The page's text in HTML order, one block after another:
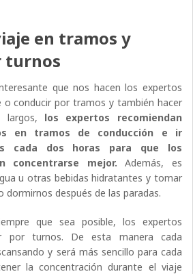
en tramos y
turnos
que nos hacen los expertos
o conducir por tramos y también hacer
largos, los expertos recomiendan
en tramos de conducción e ir
cada dos horas para que los
concentrarse mejor. Además, es
u otras bebidas hidratantes y tomar
dormirnos después de las paradas.
que sea posible, los expertos
por turnos. De esta manera cada
y será más sencillo para cada
la concentración durante el viaje